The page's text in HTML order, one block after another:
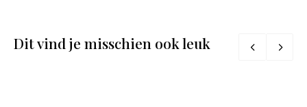
Dit vind je misschien ook leuk